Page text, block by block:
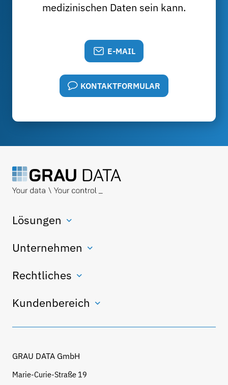
medizinischen Daten sein kann.
E-MAIL
KONTAKTFORMULAR
Lösungen
Unternehmen
Rechtliches
Kundenbereich
GRAU DATA GmbH
Marie-Curie-Straße 19